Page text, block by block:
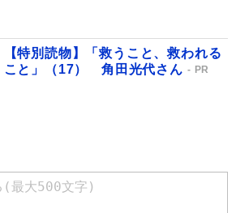
【特別読物】「救うこと、救われる
こと」（17） 角田光代さん
PR